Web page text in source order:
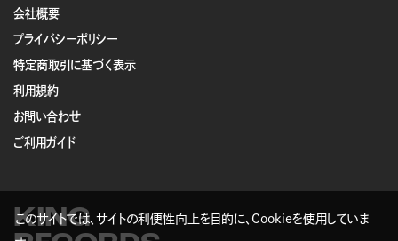
会社概要
プライバシーポリシー
特定商取引に基づく表示
利用規約
お問い合わせ
ご利用ガイド
KING
このサイトでは、サイトの利便性向上を目的に、Cookieを使用していま